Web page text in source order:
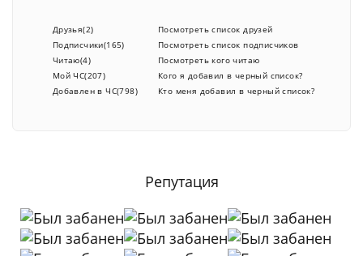
Друзья(2)
Подписчики(165)
Читаю(4)
Мой ЧС(207)
Добавлен в ЧС(798)
Посмотреть список друзей
Посмотреть список подписчиков
Посмотреть кого читаю
Кого я добавил в черный список?
Кто меня добавил в черный список?
Репутация